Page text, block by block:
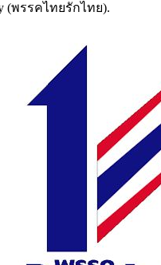
(พรรคไทยรักไทย).